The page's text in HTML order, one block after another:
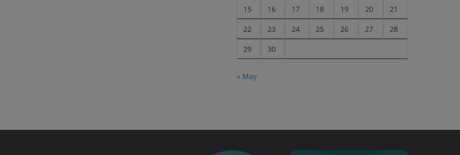
15 16 17 18 19 20 21
22 23 24 25 26 27 28
29 30
« May